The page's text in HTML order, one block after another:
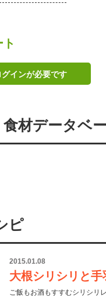
インが必要です
食材データベ
ピ
2015.01.08
大根シリシリと
ご飯もお酒もすすむシリシリ